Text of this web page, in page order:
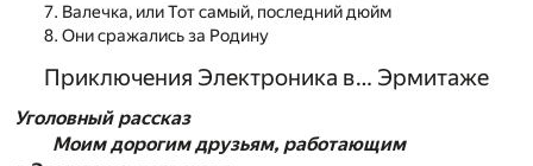
Валечка, или Тот самый, последний дюйм
Они сражались за Родину
Приключения Электроника в… Эрмитаже
Уголовный рассказ
Моим дорогим друзьям, работающим